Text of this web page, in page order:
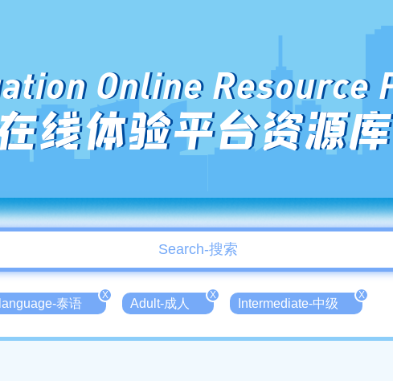
Online Resource
线体验平台资源库
泰语
X
Adult-成人
X
Intermediate-中级
X